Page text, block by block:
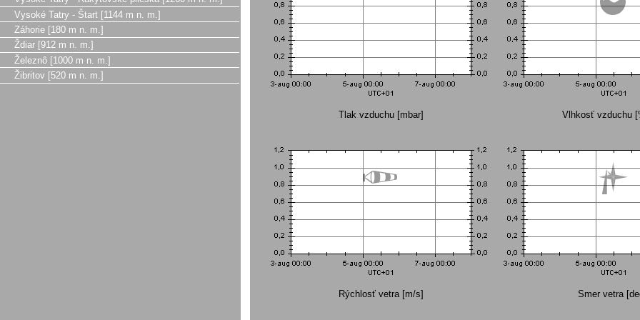
Vysoké Tatry - Štart [1144 m n. m.]
Záhorie [180 m n. m.]
Ždiar [912 m n. m.]
Železnô [1000 m n. m.]
Žibritov [520 m n. m.]
Tlak vzduchu [mbar] Vlhkosť vzduchu
Rýchlosť vetra [m/s] Smer vetra